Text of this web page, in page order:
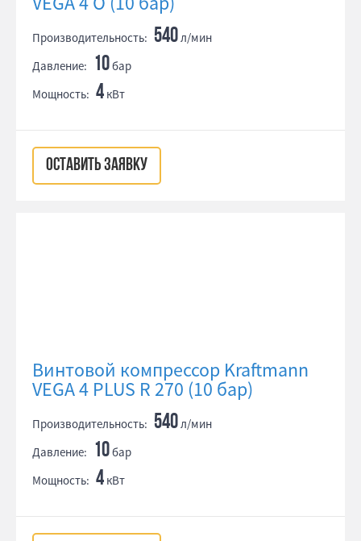
Производительность: 540л/мин
Давление: 10бар
Мощность: 4 кВт
ОСТАВИТЬ ЗАЯВКУ
Винтовой компрессор Kraftmann
VEGA 4 PLUS R 270 (10 бар)
Производительность: 540л/мин
Давление: 10бар
Мощность: 4 кВт